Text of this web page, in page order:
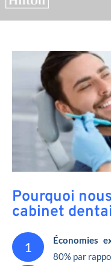
Pourquoi
cabinet
1 Économies
80% par